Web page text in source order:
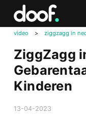
video > ziggzagg in
ZiggZagg
Kinderen
13-04-2023
Doof.nl